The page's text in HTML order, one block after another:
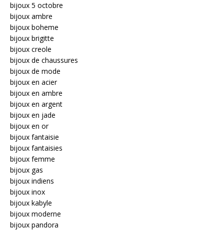
bijoux 5 octobre
bijoux ambre
bijoux boheme
bijoux brigitte
bijoux creole
bijoux de chaussures
bijoux de mode
bijoux en acier
bijoux en ambre
bijoux en argent
bijoux en jade
bijoux en or
bijoux fantaisie
bijoux fantaisies
bijoux femme
bijoux gas
bijoux indiens
bijoux inox
bijoux kabyle
bijoux moderne
bijoux pandora